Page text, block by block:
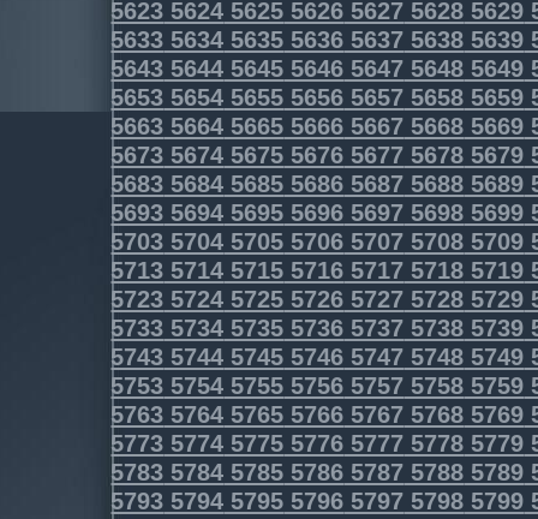
5623 5624 5625 5626 5627 5628 5629
5633 5634 5635 5636 5637 5638 5639
5643 5644 5645 5646 5647 5648 5649
5653 5654 5655 5656 5657 5658 5659
5663 5664 5665 5666 5667 5668 5669
5673 5674 5675 5676 5677 5678 5679
5683 5684 5685 5686 5687 5688 5689
5693 5694 5695 5696 5697 5698 5699
5703 5704 5705 5706 5707 5708 5709
5713 5714 5715 5716 5717 5718 5719
5723 5724 5725 5726 5727 5728 5729
5733 5734 5735 5736 5737 5738 5739
5743 5744 5745 5746 5747 5748 5749
5753 5754 5755 5756 5757 5758 5759
5763 5764 5765 5766 5767 5768 5769
5773 5774 5775 5776 5777 5778 5779
5783 5784 5785 5786 5787 5788 5789
5793 5794 5795 5796 5797 5798 5799